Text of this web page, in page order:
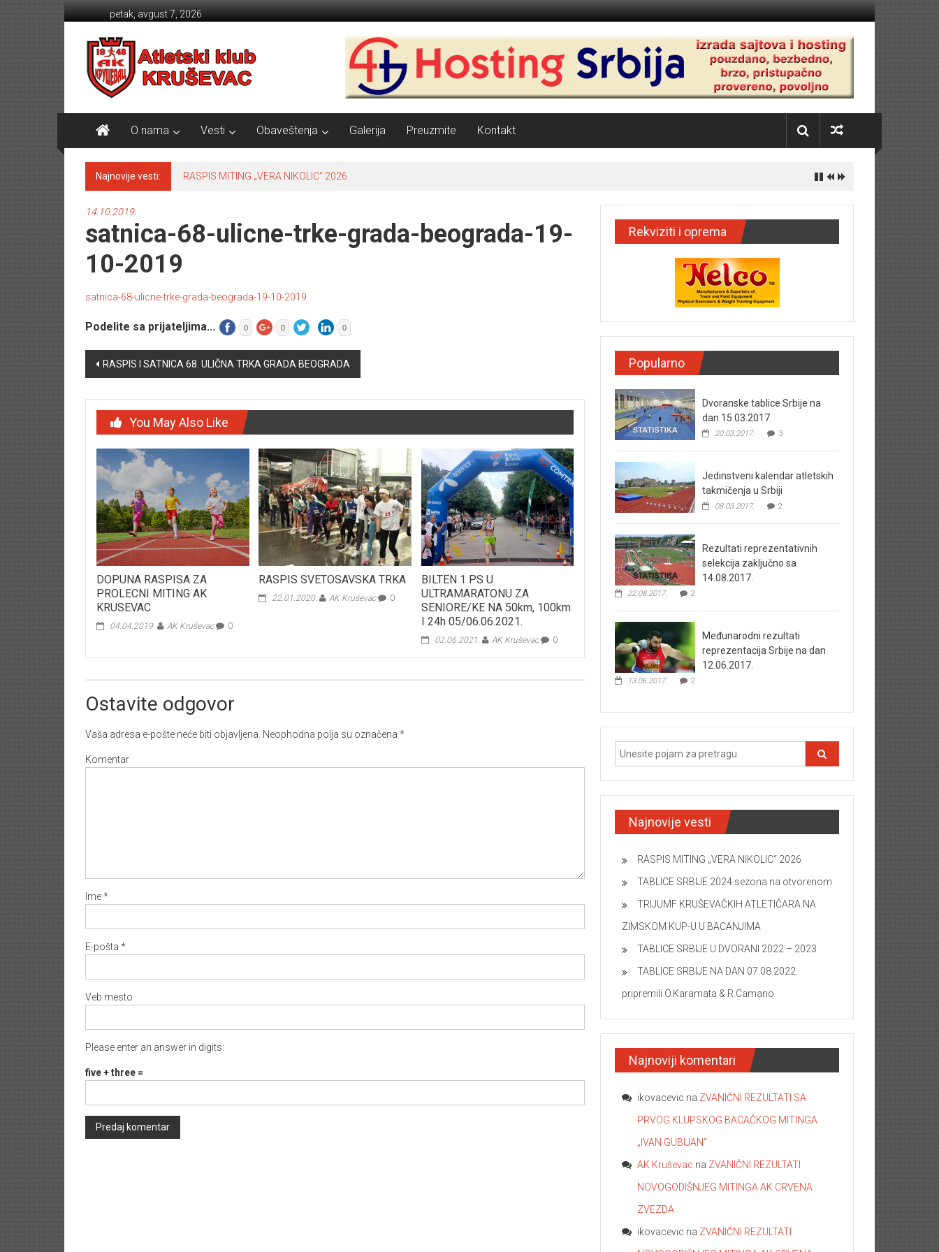
petak, avgust 7, 2026
Atletski klub KRUŠEVAC
O nama Vesti Obaveštenja Galerija Preuzmite Kontakt
Najnovije vesti: RASPIS MITING „VERA NIKOLIC“ 2026
14.10.2019.
satnica-68-ulicne-trke-grada-beograda-19-
10-2019
satnica-68-ulicne-trke-grada-beograda-19-10-2019
Podelite sa prijateljima... 0 0 0
Post navigation
RASPIS I SATNICA 68. ULIČNA TRKA GRADA BEOGRADA
You May Also Like
DOPUNA RASPISA ZA
PROLECNI MITING AK
KRUSEVAC
04.04.2019. AK Kruševac 0
RASPIS SVETOSAVSKA TRKA
22.01.2020. AK Kruševac 0
BILTEN 1 PS U
ULTRAMARATONU ZA
SENIORE/KE NA 50km, 100km
I 24h 05/06.06.2021.
02.06.2021. AK Kruševac 0
Ostavite odgovor
Vaša adresa e-pošte neće biti objavljena. Neophodna polja su označena *
Komentar
Ime*
E-pošta *
Veb mesto
Please enter an answer in digits:
five + three =
Rekviziti i oprema
Popularno
Dvoranske tablice Srbije na
dan 15.03.2017.
20.03.2017. 3
Jedinstveni kalendar atletskih
takmičenja u Srbiji
08.03.2017. 2
Rezultati reprezentativnih
selekcija zaključno sa
14.08.2017.
22.08.2017. 2
Međunarodni rezultati
reprezentacija Srbije na dan
12.06.2017.
13.06.2017. 2
Najnovije vesti
RASPIS MITING „VERA NIKOLIC“ 2026
TABLICE SRBIJE 2024 sezona na otvorenom
TRIJUMF KRUŠEVAČKIH ATLETIČARA NA
ZIMSKOM KUP-U U BACANJIMA
TABLICE SRBIJE U DVORANI 2022 – 2023
TABLICE SRBIJE NA DAN 07.08.2022.
pripremili O.Karamata & R.Camano
Najnoviji komentari
ikovacevic na ZVANIČNI REZULTATI SA
PRVOG KLUPSKOG BACAČKOG MITINGA
„IVAN GUBIJAN“
AK Kruševac na ZVANIČNI REZULTATI
NOVOGODIŠNJEG MITINGA AK CRVENA
ZVEZDA
ikovacevic na ZVANIČNI REZULTATI